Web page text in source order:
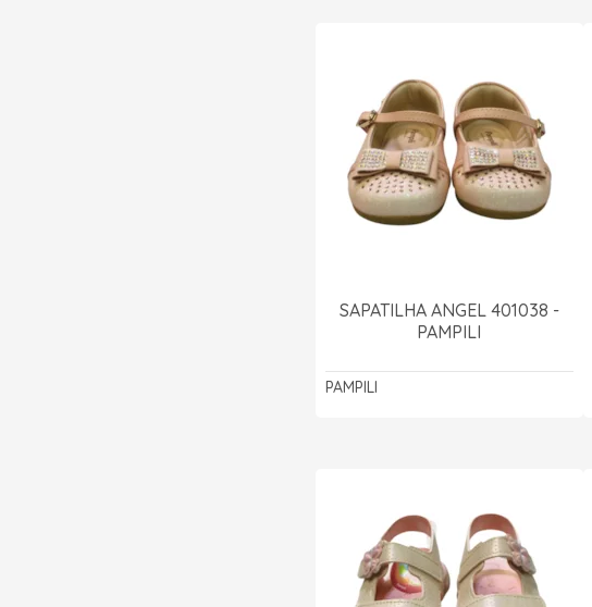
SAPATILHA ANGEL 401038 -
PAMPILI
PAMPILI